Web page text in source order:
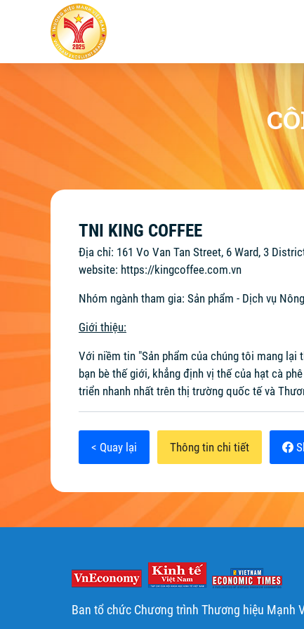
TNI KING COFFEE
Địa chỉ: 161 Vo Van Tan Street, 6 Ward, 3
website: https://kingcoffee.com.vn
Nhóm ngành tham gia: Sản phẩm - Dịch vụ
Giới thiệu:
Với niềm tin "Sản phẩm của chúng tôi mang lại
bạn bè thế giới, khẳng định vị thế của hạt cà
triển nhanh nhất trên thị trường quốc tế và
< Quay lại Thông tin chi tiết
Ban tổ chức Chương trình Thương hiệu Mạnh